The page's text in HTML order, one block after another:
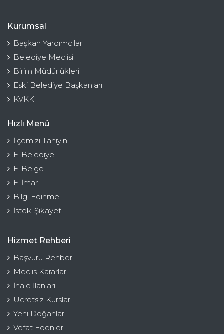
Kurumsal
Başkan Yardımcıları
Belediye Meclisi
Birim Müdürlükleri
Eski Belediye Başkanları
KVKK
Hızlı Menü
İlçemizi Tanıyın!
E-Belediye
E-Belge
E-İmar
Bilgi Edinme
İstek-Şikayet
Hizmet Rehberi
Başvuru Rehberi
Meclis Kararları
İhale İlanları
Ücretsiz Kurslar
Yeni Doğanlar
Vefat Edenler